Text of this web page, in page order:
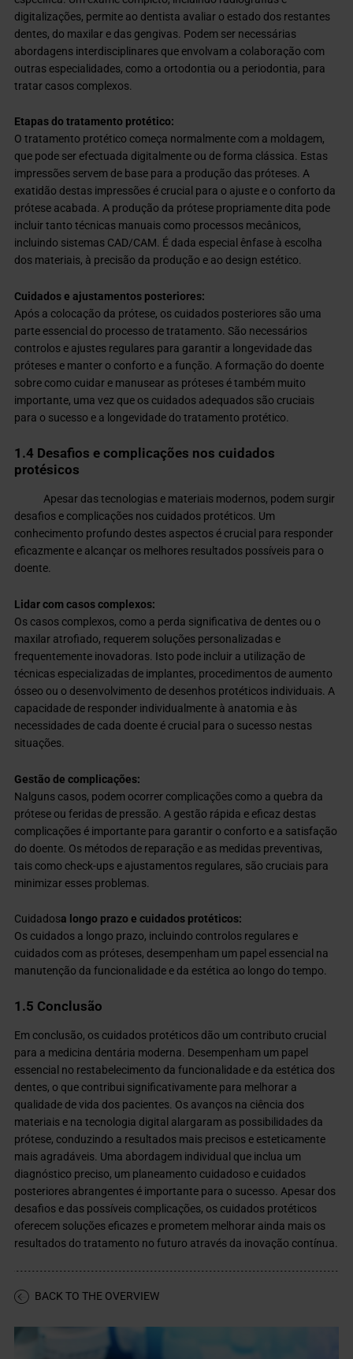
digitalizações, permite ao dentista avaliar o estado dos restantes
dentes, do maxilar e das gengivas. Podem ser necessárias
abordagens interdisciplinares que envolvam a colaboração com
outras especialidades, como a ortodontia ou a periodontia, para
tratar casos complexos.
Etapas do tratamento protético:
O tratamento protético começa normalmente com a moldagem,
que pode ser efectuada digitalmente ou de forma clássica. Estas
impressões servem de base para a produção das próteses. A
exatidão destas impressões é crucial para o ajuste e o conforto da
prótese acabada. A produção da prótese propriamente dita pode
incluir tanto técnicas manuais como processos mecânicos,
incluindo sistemas CAD/CAM. É dada especial ênfase à escolha
dos materiais, à precisão da produção e ao design estético.
Cuidados e ajustamentos posteriores:
Após a colocação da prótese, os cuidados posteriores são uma
parte essencial do processo de tratamento. São necessários
controlos e ajustes regulares para garantir a longevidade das
próteses e manter o conforto e a função. A formação do doente
sobre como cuidar e manusear as próteses é também muito
importante, uma vez que os cuidados adequados são cruciais
para o sucesso e a longevidade do tratamento protético.
1.4 Desafios e complicações nos cuidados
protésicos
Apesar das tecnologias e materiais modernos, podem surgir
desafios e complicações nos cuidados protéticos. Um
conhecimento profundo destes aspectos é crucial para responder
eficazmente e alcançar os melhores resultados possíveis para o
doente.
Lidar com casos complexos:
Os casos complexos, como a perda significativa de dentes ou o
maxilar atrofiado, requerem soluções personalizadas e
frequentemente inovadoras. Isto pode incluir a utilização de
técnicas especializadas de implantes, procedimentos de aumento
ósseo ou o desenvolvimento de desenhos protéticos individuais. A
capacidade de responder individualmente à anatomia e às
necessidades de cada doente é crucial para o sucesso nestas
situações.
Gestão de complicações:
Nalguns casos, podem ocorrer complicações como a quebra da
prótese ou feridas de pressão. A gestão rápida e eficaz destas
complicações é importante para garantir o conforto e a satisfação
do doente. Os métodos de reparação e as medidas preventivas,
tais como check-ups e ajustamentos regulares, são cruciais para
minimizar esses problemas.
Cuidadosa longo prazo e cuidados protéticos:
Os cuidados a longo prazo, incluindo controlos regulares e
cuidados com as próteses, desempenham um papel essencial na
manutenção da funcionalidade e da estética ao longo do tempo.
1.5 Conclusão
Em conclusão, os cuidados protéticos dão um contributo crucial
para a medicina dentária moderna. Desempenham um papel
essencial no restabelecimento da funcionalidade e da estética dos
dentes, o que contribui significativamente para melhorar a
qualidade de vida dos pacientes. Os avanços na ciência dos
materiais e na tecnologia digital alargaram as possibilidades da
prótese, conduzindo a resultados mais precisos e esteticamente
mais agradáveis. Uma abordagem individual que inclua um
diagnóstico preciso, um planeamento cuidadoso e cuidados
posteriores abrangentes é importante para o sucesso. Apesar dos
desafios e das possíveis complicações, os cuidados protéticos
oferecem soluções eficazes e prometem melhorar ainda mais os
resultados do tratamento no futuro através da inovação contínua.
BACK TO THE OVERVIEW